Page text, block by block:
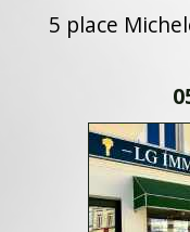
5 place